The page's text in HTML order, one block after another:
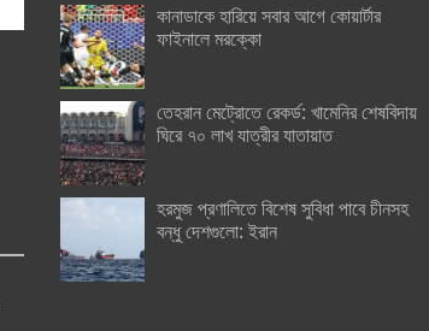
কানাডাকে হারিয়ে সবার আগে কোয়ার্টার
ফাইনালে মরক্কো
তেহরান মেট্রোতে রেকর্ড: খামেনির শেষবিদায়
ঘিরে ৭০ লাখ যাত্রীর যাতায়াত
হরমুজ প্রণালিতে বিশেষ সুবিধা পাবে চীনসহ
বন্ধু দেশগুলো: ইরান